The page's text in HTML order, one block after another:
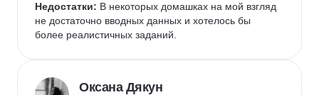
Недостатки: В некоторых домашках на мой взгляд
не достаточно вводных данных и хотелось бы
более реалистичных заданий.
Оксана Дякун